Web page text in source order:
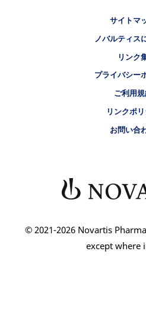
サイトマ
ノバルティス
リンク
プライバシー
ご利用
リンクポ
お問い合
© 2021-2026 Novartis
except where